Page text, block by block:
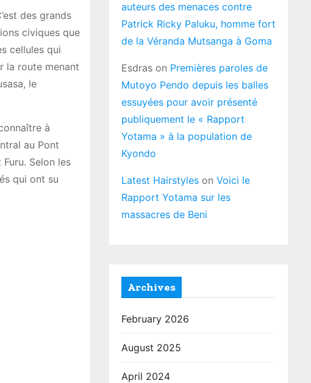
des grands
civiques que
cellules qui
la route menant
le
à
au Pont
Selon les
qui ont su
auteurs des menaces contre
Patrick Ricky Paluku, homme fort
de la Véranda Mutsanga à Goma
Esdras on Premières paroles de
Mutoyo Pendo depuis les balles
essuyées pour avoir présenté
publiquement le « Rapport
Yotama » à la population de
Kyondo
Latest Hairstyles on Voici le
Rapport Yotama sur les
massacres de Beni
Archives
February 2026
August 2025
April 2024